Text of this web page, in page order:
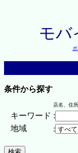
モバ
条件から探す
店名、住
キーワード :
地域
: